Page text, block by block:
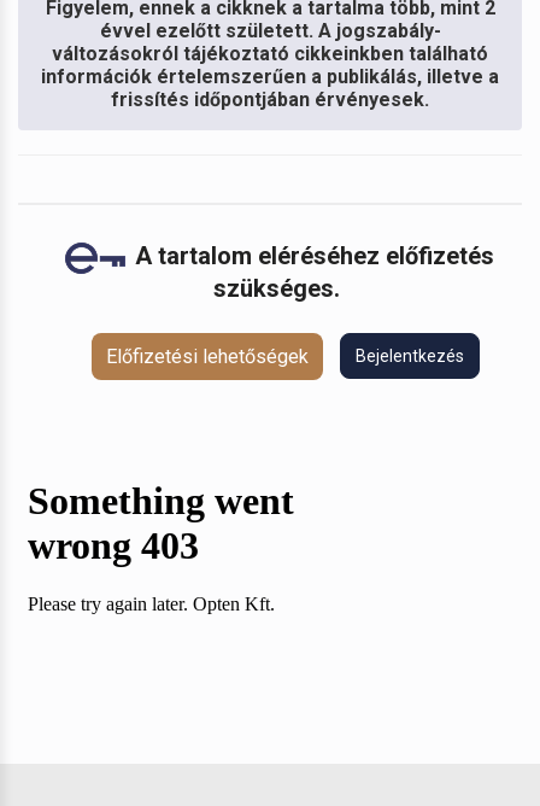
Figyelem, ennek a cikknek a tartalma több, mint 2
évvel ezelőtt született. A jogszabály-
változásokról tájékoztató cikkeinkben található
információk értelemszerűen a publikálás, illetve a
frissítés időpontjában érvényesek.
A tartalom eléréséhez előfizetés
szükséges.
Előfizetési lehetőségek Bejelentkezés